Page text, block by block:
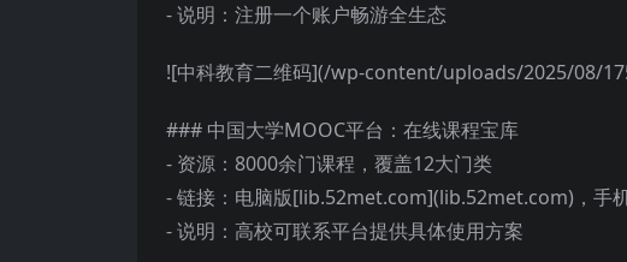
- 说明：注册一个账户畅游全生态
![中科教育二维码](/wp-content/uploads/2025/08/
### 中国大学MOOC平台：在线课程宝库
- 资源：8000余门课程，覆盖12大门类
- 链接：电脑版[lib.52met.com](lib.52met.com)，手
- 说明：高校可联系平台提供具体使用方案